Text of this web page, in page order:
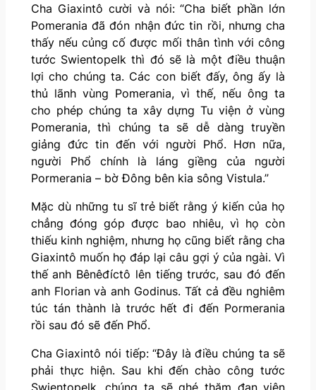
Cha Giaxintô cười và nói: “Cha biết phần lớn
Pomerania đã đón nhận đức tin rồi, nhưng cha
thấy nếu củng cố được mối thân tình với công
tước Swientopelk thì đó sẽ là một điều thuận
lợi cho chúng ta. Các con biết đấy, ông ấy là
thủ lãnh vùng Pomerania, vì thế, nếu ông ta
cho phép chúng ta xây dựng Tu viện ở vùng
Pomerania, thì chúng ta sẽ dễ dàng truyền
giảng đức tin đến với người Phổ. Hơn nữa,
người Phổ chính là láng giềng của người
Pormerania – bờ Đông bên kia sông Vistula.”
Mặc dù những tu sĩ trẻ biết rằng ý kiến của họ
chẳng đóng góp được bao nhiêu, vì họ còn
thiếu kinh nghiệm, nhưng họ cũng biết rằng cha
Giaxintô muốn họ đáp lại câu gợi ý của ngài. Vì
thế anh Bênêđíctô lên tiếng trước, sau đó đến
anh Florian và anh Godinus. Tất cả đều nghiêm
túc tán thành là trước hết đi đến Pormerania
rồi sau đó sẽ đến Phổ.
Cha Giaxintô nói tiếp: “Đây là điều chúng ta sẽ
phải thực hiện. Sau khi đến chào công tước
Swientopelk, chúng ta sẽ ghé thăm đan viện